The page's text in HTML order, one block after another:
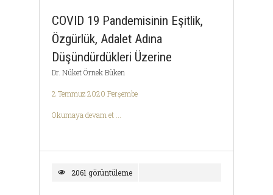
COVID 19 Pandemisinin Eşitlik,
Özgürlük, Adalet Adına
Düşündürdükleri Üzerine
Dr. Nüket Örnek Büken
2 Temmuz 2020 Perşembe
Okumaya devam et ...
2061 görüntüleme